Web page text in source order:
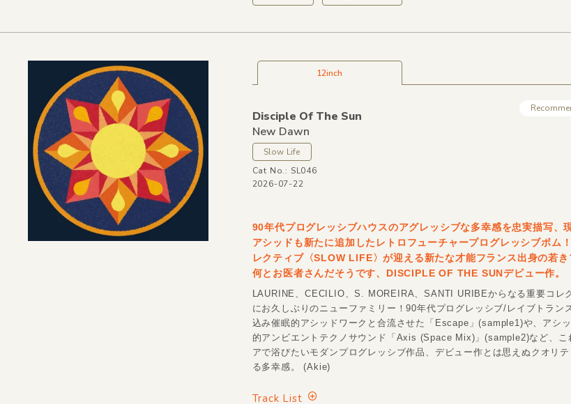
12inch
Disciple Of The Sun
New Dawn
Slow Life
Cat No.: SL046
2026-07-22
90年代プログレッシブハウスのアグレッシブな多幸感を忠実描写、
アシッドも新たに追加したレトロフューチャープログレッシブボム
レクティブ〈SLOW LIFE〉が迎える新たな才能フランス出身の若
何とお医者さんだそうです、DISCIPLE OF THE SUNデビュー作。
LAURINE、CECILIO、S. MOREIRA、SANTI URIBEからなる重要コレ
にお久しぶりのニューファミリー！90年代プログレッシブ/レイブトラン
込み催眠的アシッドワークと合流させた「Escape」(sample1)や、アシ
的アンビエントテクノサウンド「Axis (Space Mix)」(sample2)など、こ
アで浴びたいモダンプログレッシブ作品、デビュー作とは思えぬクオリ
る多幸感。 (Akie)
Track List